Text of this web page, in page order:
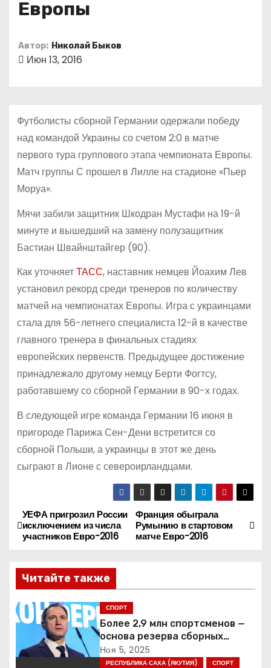
Европы
Автор: Николай Быков
Июн 13, 2016
Футболисты сборной Германии одержали победу
над командой Украины со счетом 2:0 в матче
первого тура группового этапа чемпионата Европы.
Матч группы С прошел в Лилле на стадионе «Пьер
Моруа».
Мячи забили защитник Шкодран Мустафи на 19-й
минуте и вышедший на замену полузащитник
Бастиан Швайнштайгер (90).
Как уточняетТАСС, наставник немцев Йоахим Лев
установил рекорд среди тренеров по количеству
матчей на чемпионатах Европы. Игра с украинцами
стала для 56-летнего специалиста 12-й в качестве
главного тренера в финальных стадиях
европейских первенств. Предыдущее достижение
принадлежало другому немцу Берти Фогтсу,
работавшему со сборной Германии в 90-х годах.
В следующей игре команда Германии 16 июня в
пригороде Парижа Сен-Дени встретится со
сборной Польши, а украинцы в этот же день
сыграют в Лионе с североирландцами.
Н
а
в
и
г
а
Франция обыграла
Румынию в стартовом
матче Евро-2016
УЕФА пригрозил России
исключением из числа
участников Евро-2016
Читайте также
СПОРТ
Более 2,9 млн спортсменов —
основа резерва сборных
России
Ноя 5, 2025
РЕСПУБЛИКА САХА (ЯКУТИЯ) СПОРТ